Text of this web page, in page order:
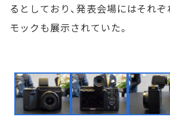
るとしており、発表会場にはそれ
モックも展示されていた。